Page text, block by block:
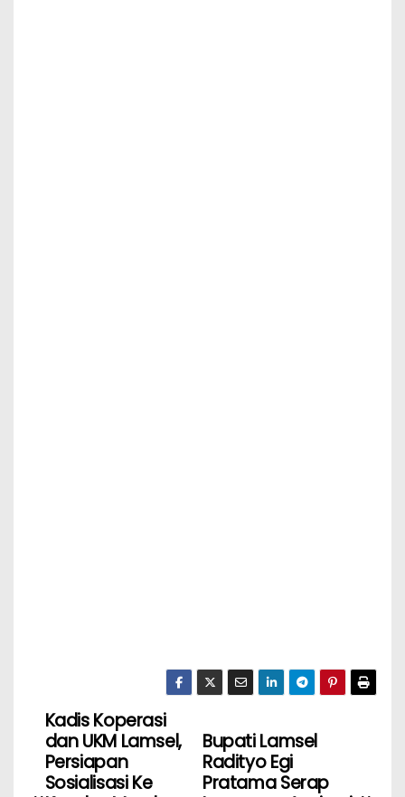
Bupati Lamsel
Radityo Egi
Pratama Serap
Kadis Koperasi
dan UKM Lamsel,
Persiapan
Sosialisasi Ke